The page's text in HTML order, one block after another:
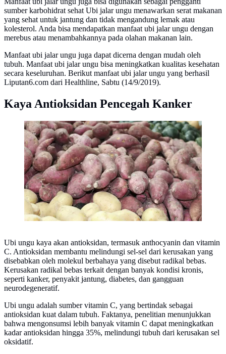
sumber karbohidrat sehat Ubi jalar ungu menawarkan serat makanan
yang sehat untuk jantung dan tidak mengandung lemak atau
kolesterol. Anda bisa mendapatkan manfaat ubi jalar ungu dengan
merebus atau menambahkannya pada olahan makanan lain.
Manfaat ubi jalar ungu juga dapat dicerna dengan mudah oleh
tubuh. Manfaat ubi jalar ungu bisa meningkatkan kualitas kesehatan
secara keseluruhan. Berikut manfaat ubi jalar ungu yang berhasil
Liputan6.com dari Healthline, Sabtu (14/9/2019).
Kaya Antioksidan Pencegah Kanker
Ubi Jalar (Sumber: Pixabay)
Ubi ungu kaya akan antioksidan, termasuk anthocyanin dan vitamin
C. Antioksidan membantu melindungi sel-sel dari kerusakan yang
disebabkan oleh molekul berbahaya yang disebut radikal bebas.
Kerusakan radikal bebas terkait dengan banyak kondisi kronis,
seperti kanker, penyakit jantung, diabetes, dan gangguan
neurodegeneratif.
Ubi ungu adalah sumber vitamin C, yang bertindak sebagai
antioksidan kuat dalam tubuh. Faktanya, penelitian menunjukkan
bahwa mengonsumsi lebih banyak vitamin C dapat meningkatkan
kadar antioksidan hingga 35%, melindungi tubuh dari kerusakan sel
oksidatif.